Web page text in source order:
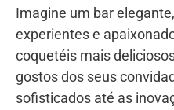
Imagine um bar
experientes e
coquetéis mais
gostos dos seus
sofisticados até as